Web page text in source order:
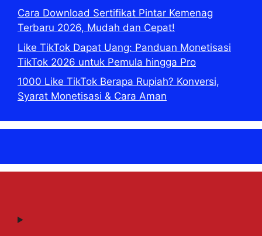
Cara Download Sertifikat Pintar Kemenag
Terbaru 2026, Mudah dan Cepat!
Like TikTok Dapat Uang: Panduan Monetisasi
TikTok 2026 untuk Pemula hingga Pro
1000 Like TikTok Berapa Rupiah? Konversi,
Syarat Monetisasi & Cara Aman